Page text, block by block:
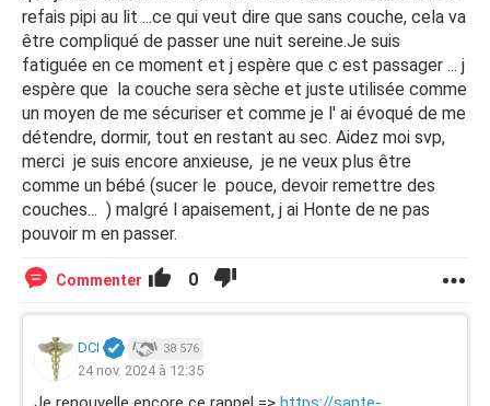
refais pipi au lit ...ce qui veut dire que sans couche, cela va
être compliqué de passer une nuit sereine.Je suis
fatiguée en ce moment et j espère que c est passager ... j
espère que la couche sera sèche et juste utilisée comme
un moyen de me sécuriser et comme je l' ai évoqué de me
détendre, dormir, tout en restant au sec. Aidez moi svp,
merci je suis encore anxieuse, je ne veux plus être
comme un bébé (sucer le pouce, devoir remettre des
couches... ) malgré l apaisement, j ai Honte de ne pas
pouvoir m en passer.
Commenter 0
DCI 38 576
24 nov. 2024 à 12:35